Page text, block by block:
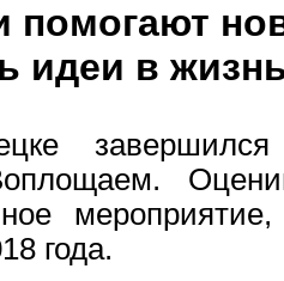
помогают
идеи в
года.